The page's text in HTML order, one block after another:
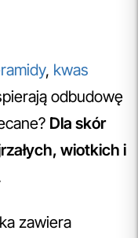
, kwas
odbudowę
Dla skór
wiotkich i
zawiera